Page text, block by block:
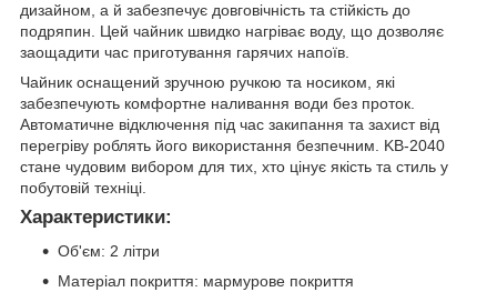
дизайном, а й забезпечує довговічність та стійкість до
подряпин. Цей чайник швидко нагріває воду, що дозволяє
заощадити час приготування гарячих напоїв.
Чайник оснащений зручною ручкою та носиком, які
забезпечують комфортне наливання води без проток.
Автоматичне відключення під час закипання та захист від
перегріву роблять його використання безпечним. KB-2040
стане чудовим вибором для тих, хто цінує якість та стиль у
побутовій техніці.
Характеристики:
Об'єм: 2 літри
Матеріал покриття: мармурове покриття